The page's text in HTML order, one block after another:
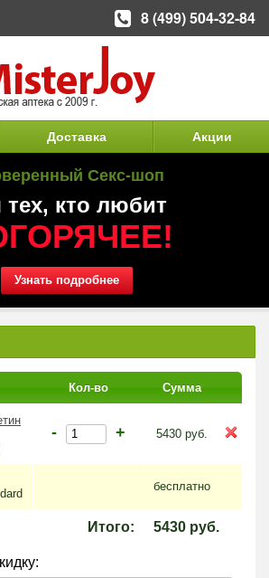
Доставка Акции
Секс-шоп
тех, кто любит
Узнать подробнее
Кол-во Сумма
- + 5430 руб.
бесплатно
Итого: 5430 руб.
8 (499) 504-32-84